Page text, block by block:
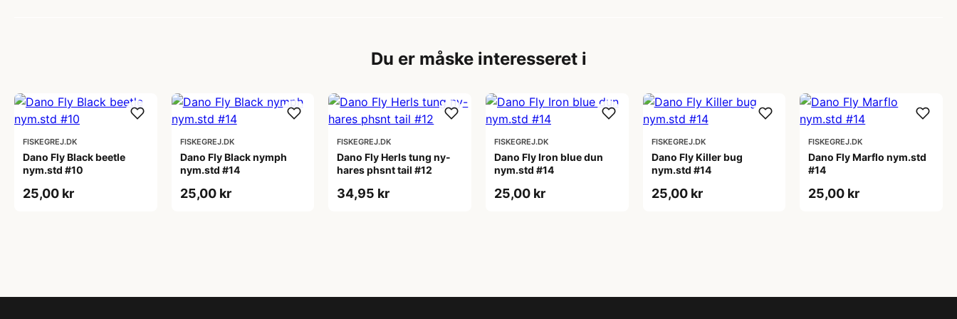
Du er måske interesseret i
FISKEGREJ.DK
Dano Fly Black beetle
nym.std #10
25,00 kr
FISKEGREJ.DK
Dano Fly Black nymph
nym.std #14
25,00 kr
FISKEGREJ.DK
Dano Fly Herls tung ny-
hares phsnt tail #12
34,95 kr
FISKEGREJ.DK
Dano Fly Iron blue dun
nym.std #14
25,00 kr
FISKEGREJ.DK
Dano Fly Killer bug
nym.std #14
25,00 kr
FISKEGREJ.DK
Dano Fly Marflo nym.std
#14
25,00 kr